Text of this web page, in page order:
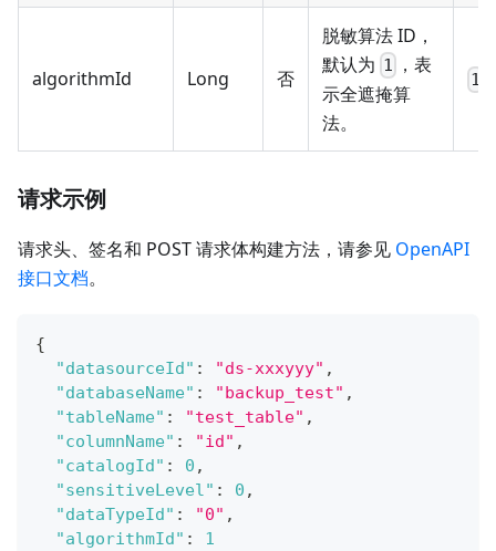
algorithmId Long 否
脱敏算法 ID，
默认为 1
，表
示全遮掩算
法。
1
请求示例
请求头、签名和 POST 请求体构建方法，请参见 OpenAPI
接口文档。
{
"datasourceId" : "ds-xxxyyy" ,
"databaseName" : "backup_test" ,
"tableName" : "test_table" ,
"columnName" : "id" ,
"catalogId" : 0 ,
"sensitiveLevel" : 0 ,
"dataTypeId" : "0" ,
"algorithmId" :
1